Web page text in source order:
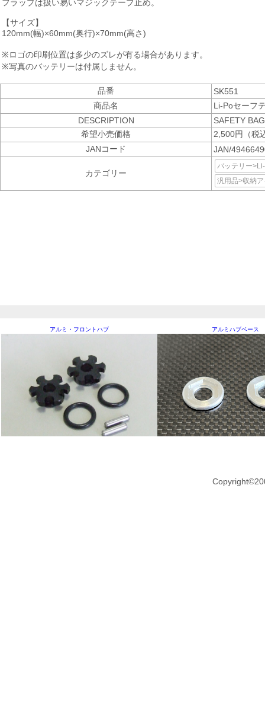
フラップは扱い易いマジックテープ止め。
【サイズ】
120mm(幅)×60mm(奥行)×70mm(高さ)
※ロゴの印刷位置は多少のズレが有る場合があります。
※写真のバッテリーは付属しません。
品番
SK551
商品名
Li-Poセーフ
DESCRIPTION
SAFETY
希望小売価格
2,500円（税
JANコード
JAN/
カテゴリー
バッテリー
汎用品>収納
アルミ・フロントハブ アルミハブベース